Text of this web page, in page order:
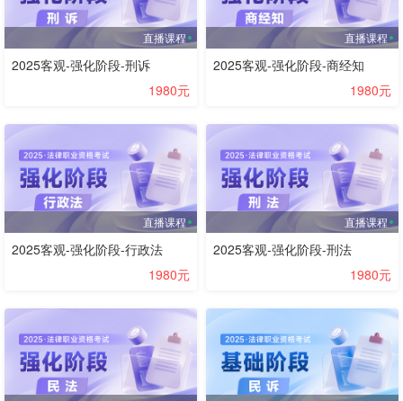
直播课程
2025客观-强化阶段-刑诉
1980元
直播课程
2025客观-强化阶段-商经知
1980元
直播课程
2025客观-强化阶段-行政法
1980元
直播课程
2025客观-强化阶段-刑法
1980元